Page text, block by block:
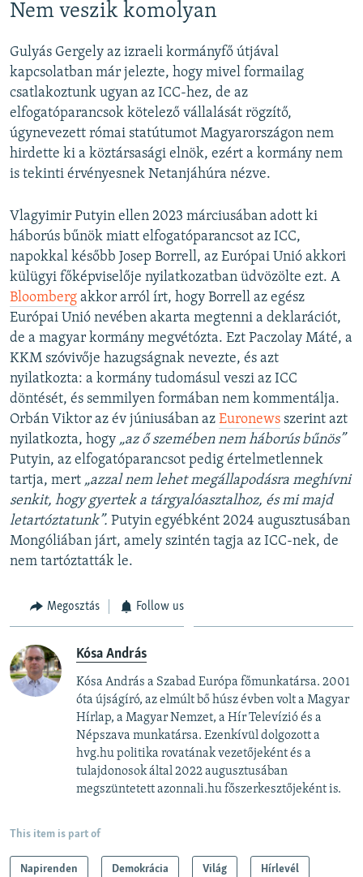
Nem veszik komolyan
Gulyás Gergely az izraeli kormányfő útjával
kapcsolatban már jelezte, hogy mivel formailag
csatlakoztunk ugyan az ICC-hez, de az
elfogatóparancsok kötelező vállalását rögzítő,
úgynevezett római statútumot Magyarországon nem
hirdette ki a köztársasági elnök, ezért a kormány nem
is tekinti érvényesnek Netanjáhúra nézve.
Vlagyimir Putyin ellen 2023 márciusában adott ki
háborús bűnök miatt elfogatóparancsot az ICC,
napokkal később Josep Borrell, az Európai Unió akkori
külügyi főképviselője nyilatkozatban üdvözölte ezt. A
Bloomberg akkor arról írt, hogy Borrell az egész
Európai Unió nevében akarta megtenni a deklarációt,
de a magyar kormány megvétózta. Ezt Paczolay Máté, a
KKM szóvivője hazugságnak nevezte, és azt
nyilatkozta: a kormány tudomásul veszi az ICC
döntését, és semmilyen formában nem kommentálja.
Orbán Viktor az év júniusában az Euronews szerint azt
nyilatkozta, hogy „az ő szemében nem háborús bűnös”
Putyin, az elfogatóparancsot pedig értelmetlennek
tartja, mert „azzal nem lehet megállapodásra meghívni
senkit, hogy gyertek a tárgyalóasztalhoz, és mi majd
letartóztatunk”. Putyin egyébként 2024 augusztusában
Mongóliában járt, amely szintén tagja az ICC-nek, de
nem tartóztatták le.
Megosztás Follow us
Kósa András
Kósa András a Szabad Európa főmunkatársa. 2001
óta újságíró, az elmúlt bő húsz évben volt a Magyar
Hírlap, a Magyar Nemzet, a Hír Televízió és a
Népszava munkatársa. Ezenkívül dolgozott a
hvg.hu politika rovatának vezetőjeként és a
tulajdonosok által 2022 augusztusában
megszüntetett azonnali.hu főszerkesztőjeként is.
This item is part of
Napirenden Demokrácia Világ Hírlevél